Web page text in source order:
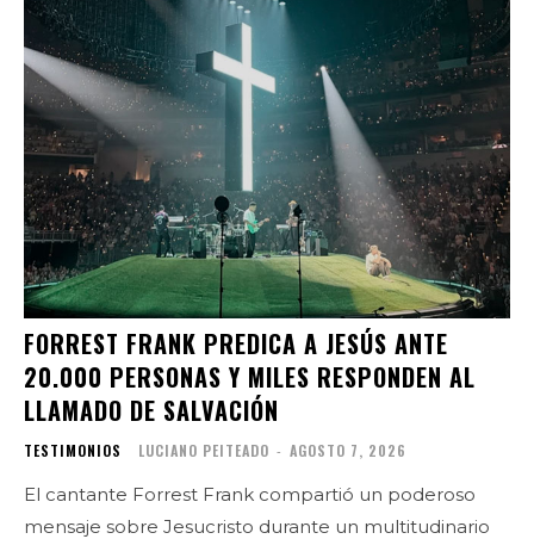
FORREST FRANK PREDICA A JESÚS ANTE
20.000 PERSONAS Y MILES RESPONDEN AL
LLAMADO DE SALVACIÓN
TESTIMONIOS LUCIANO PEITEADO - AGOSTO 7, 2026
El cantante Forrest Frank compartió un poderoso
mensaje sobre Jesucristo durante un multitudinario